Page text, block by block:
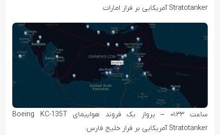
Stratotanker آمریکایی بر فراز امارات.
ساعت ۰۱:۳۳ – پرواز یک فروند هواپیمای Boeing KC-135T
Stratotanker آمریکایی بر فراز خلیج فارس.